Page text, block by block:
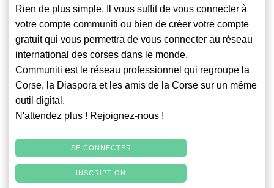
Rien de plus simple. Il vous suffit de vous connecter à
votre compte communiti ou bien de créer votre compte
gratuit qui vous permettra de vous connecter au réseau
international des corses dans le monde.
Communiti est le réseau professionnel qui regroupe la
Corse, la Diaspora et les amis de la Corse sur un même
outil digital.
N'attendez plus ! Rejoignez-nous !
SE CONNECTER
INSCRIPTION